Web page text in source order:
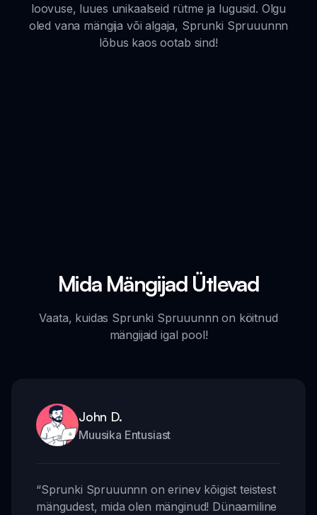
loovuse, luues unikaalseid rütme ja lugusid. Olgu
oled vana mängija või algaja, Sprunki Spruuunnn
lõbus kaos ootab sind!
Mida Mängijad Ütlevad
Vaata, kuidas Sprunki Spruuunnn on köitnud
mängijaid igal pool!
John D.
Muusika Entusiast
“Sprunki Spruuunnn on erinev kõigist teistest
mängudest, mida olen mänginud! Dünaamiline